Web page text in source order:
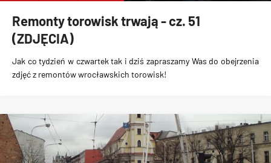
Remonty torowisk trwają - cz. 51
(ZDJĘCIA)
Jak co tydzień w czwartek tak i dziś zapraszamy Was do obejrzenia
zdjęć z remontów wrocławskich torowisk!